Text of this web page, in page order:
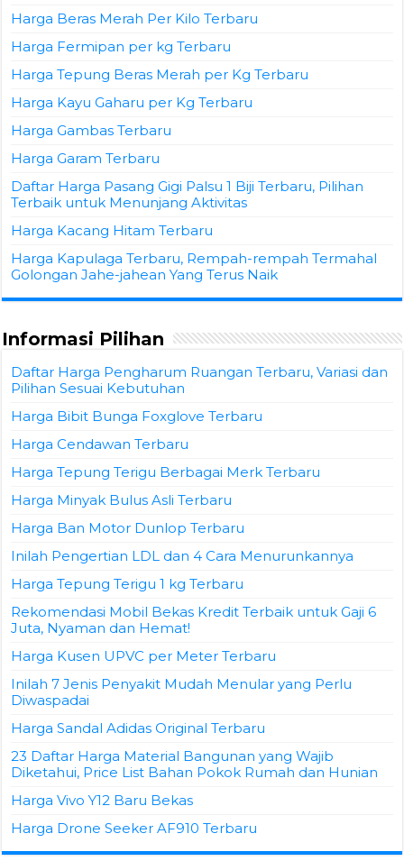
Harga Beras Merah Per Kilo Terbaru
Harga Fermipan per kg Terbaru
Harga Tepung Beras Merah per Kg Terbaru
Harga Kayu Gaharu per Kg Terbaru
Harga Gambas Terbaru
Harga Garam Terbaru
Daftar Harga Pasang Gigi Palsu 1 Biji Terbaru, Pilihan
Terbaik untuk Menunjang Aktivitas
Harga Kacang Hitam Terbaru
Harga Kapulaga Terbaru, Rempah-rempah Termahal
Golongan Jahe-jahean Yang Terus Naik
Informasi Pilihan
Daftar Harga Pengharum Ruangan Terbaru, Variasi dan
Pilihan Sesuai Kebutuhan
Harga Bibit Bunga Foxglove Terbaru
Harga Cendawan Terbaru
Harga Tepung Terigu Berbagai Merk Terbaru
Harga Minyak Bulus Asli Terbaru
Harga Ban Motor Dunlop Terbaru
Inilah Pengertian LDL dan 4 Cara Menurunkannya
Harga Tepung Terigu 1 kg Terbaru
Rekomendasi Mobil Bekas Kredit Terbaik untuk Gaji 6
Juta, Nyaman dan Hemat!
Harga Kusen UPVC per Meter Terbaru
Inilah 7 Jenis Penyakit Mudah Menular yang Perlu
Diwaspadai
Harga Sandal Adidas Original Terbaru
23 Daftar Harga Material Bangunan yang Wajib
Diketahui, Price List Bahan Pokok Rumah dan Hunian
Harga Vivo Y12 Baru Bekas
Harga Drone Seeker AF910 Terbaru